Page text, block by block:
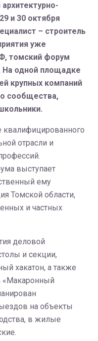
и 30 октября
– строитель
уже
томский форум
На одной площадке
крупных компаний
сообщества,
отрасли и
выступает
ему
Томской области,
и частных
деловой
и секции,
хакатон, а также
«Макаронный
на объекты
в жилые